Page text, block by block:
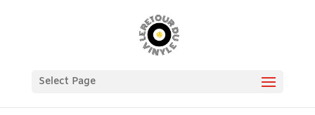
Select Page